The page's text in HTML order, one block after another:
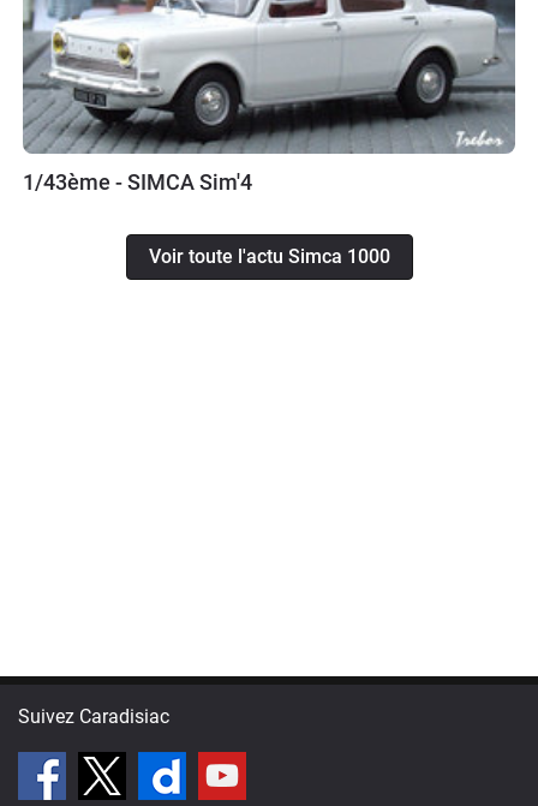
1/43ème - SIMCA Sim'4
Voir toute l'actu Simca 1000
Suivez Caradisiac